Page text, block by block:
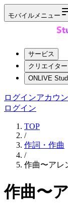
モバイルメニュー
サービス
クリエイタ
ONLIVE
ログインアカウ
ログイン
TOP
/
作詞・作曲
/
作曲〜アレ
作曲〜